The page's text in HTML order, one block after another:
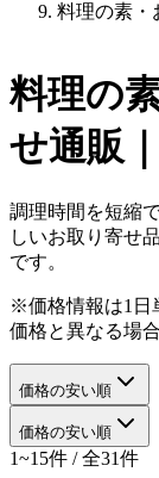
料理の素・
料理の
せ通販
調理時間を短縮
しいお取り寄せ
です。
※価格情報は1日
価格と異なる場
価格の安い順
価格の安い順
1~15件 / 全31件